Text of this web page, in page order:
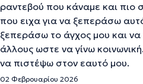
ραντεβού που κάναμε και πιο
που ειχα για να ξεπεράσω
ξεπεράσω το άγχος μου και
άλλους ωστε να γίνω
να πιστέψω στον εαυτό μου.
02 Φεβρουαρίου 2026